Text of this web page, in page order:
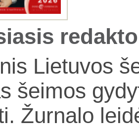
Lie­tu­vos
šei­mos
Žur­na­lo